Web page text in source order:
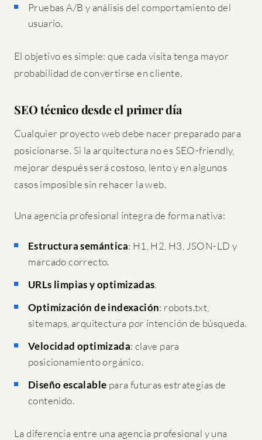
Pruebas A/B y análisis del comportamiento del
usuario.
El objetivo es simple: que cada visita tenga mayor
probabilidad de convertirse en cliente.
SEO técnico desde el primer día
Cualquier proyecto web debe nacer preparado para
posicionarse. Si la arquitectura no es SEO-friendly,
mejorar después será costoso, lento y en algunos
casos imposible sin rehacer la web.
Una agencia profesional integra de forma nativa:
Estructura semántica: H1, H2, H3, JSON-LD y
marcado correcto.
URLs limpias y optimizadas.
Optimización de indexación: robots.txt,
sitemaps, arquitectura por intención de búsqueda.
Velocidad optimizada: clave para
posicionamiento orgánico.
Diseño escalable para futuras estrategias de
contenido.
La diferencia entre una agencia profesional y una